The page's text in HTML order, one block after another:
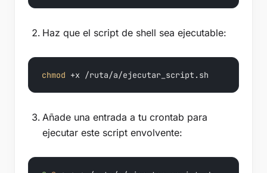
Haz que el script de shell sea ejecutable:
chmod +x /ruta/a/ejecutar_script.sh
Añade una entrada a tu crontab para
ejecutar este script envolvente: